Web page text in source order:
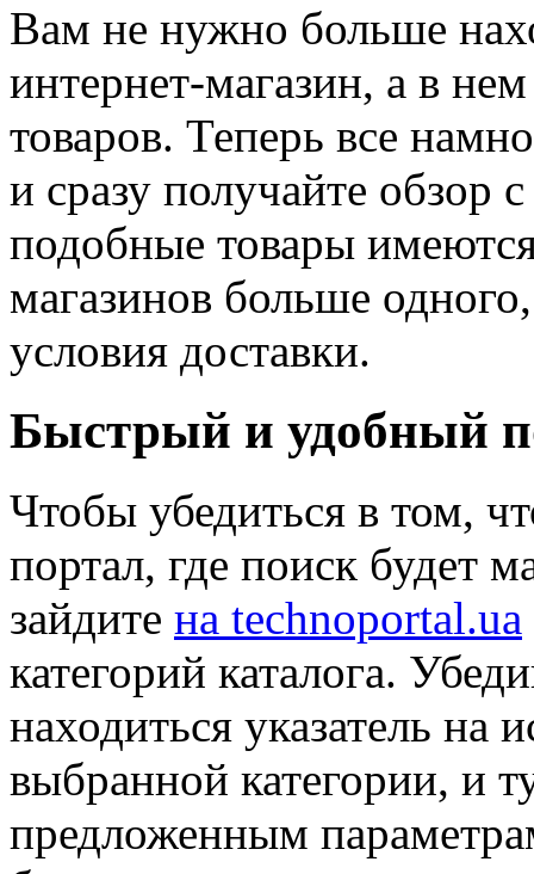
Вам не нужно больше
интернет-магазин, а в
товаров. Теперь все
и сразу получайте обзор
подобные товары
магазинов больше
условия доставки.
Быстрый и удобный
Чтобы убедиться в том,
портал, где поиск будет
зайдите на technoportal.ua
категорий каталога.
находиться указатель на
выбранной категории, и
предложенным